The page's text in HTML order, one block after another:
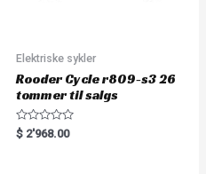
Elektriske sykler
Rooder Cycle r809-s3 26
tommer til salgs
R
a
$ 2'968.00